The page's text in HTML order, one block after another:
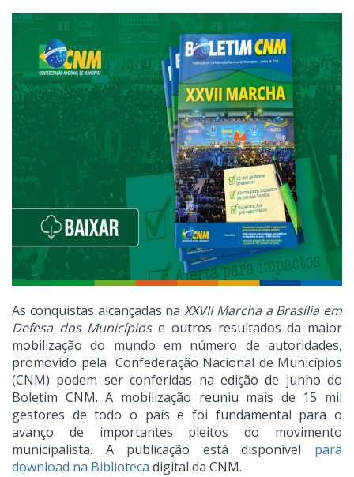
As conquistas alcançadas na XXVII Marcha a Brasília em
Defesa dos Municípiose outros resultados da maior
mobilização do mundo em número de autoridades,
promovido pela Confederação Nacional de Municípios
(CNM) podem ser conferidas na edição de junho do
Boletim CNM. A mobilização reuniu mais de 15 mil
gestores de todo o país e foi fundamental para o
avanço de importantes pleitos do movimento
municipalista. A publicação está disponível para
download na Biblioteca digital da CNM.